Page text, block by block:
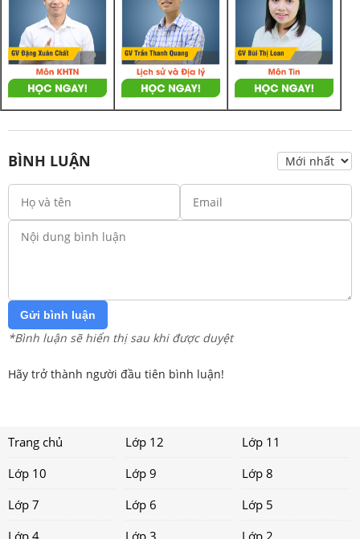
BÌNH LUẬN
Gửi bình luận
*Bình luận sẽ hiển thị sau khi được duyệt
Hãy trở thành người đầu tiên bình luận!
Trang chủ Lớp 12
Lớp 11
Lớp 10
Lớp 9
Lớp 8
Lớp 7
Lớp 6
Lớp 5